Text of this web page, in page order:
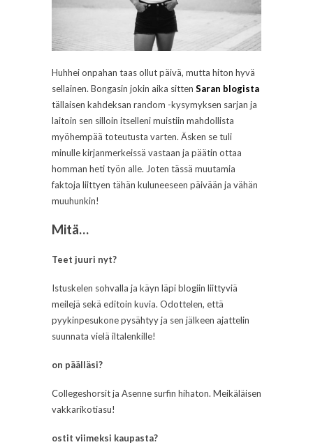
Huhhei onpahan taas ollut päivä, mutta hiton hyvä
sellainen. Bongasin jokin aika sitten Saran blogista
tällaisen kahdeksan random -kysymyksen sarjan ja
laitoin sen silloin itselleni muistiin mahdollista
myöhempää toteutusta varten. Äsken se tuli
minulle kirjanmerkeissä vastaan ja päätin ottaa
homman heti työn alle. Joten tässä muutamia
faktoja liittyen tähän kuluneeseen päivään ja vähän
muuhunkin!
Mitä…
Teet juuri nyt?
Istuskelen sohvalla ja käyn läpi blogiin liittyviä
meilejä sekä editoin kuvia. Odottelen, että
pyykinpesukone pysähtyy ja sen jälkeen ajattelin
suunnata vielä iltalenkille!
on päälläsi?
Collegeshorsit ja Asenne surfin hihaton. Meikäläisen
vakkarikotiasu!
ostit viimeksi kaupasta?